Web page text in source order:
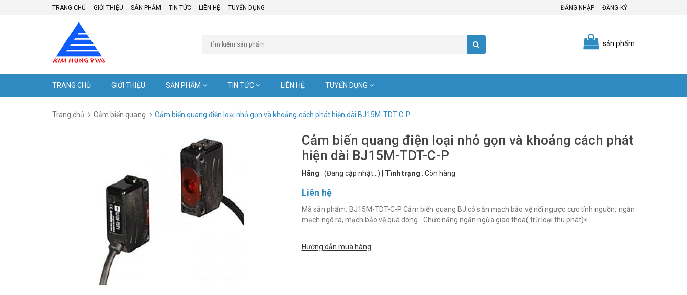
TRANG CHỦ GIỚI THIỆU SẢN PHẨM TIN TỨC LIÊN HỆ TUYỂN DỤNG ĐĂNG NHẬP ĐĂNG KÝ
sản phẩm
TRANG CHỦ GIỚI THIỆU SẢN PHẨM TIN TỨC LIÊN HỆ TUYỂN DỤNG
Trang chủ Cảm biến quang Cảm biến quang điện loại nhỏ gọn và khoảng cách phát hiện dài BJ15M-TDT-C-P
Cảm biến quang điện loại nhỏ gọn và khoảng cách phát
hiện dài BJ15M-TDT-C-P
Hãng : (Đang cập nhật...) Tình trạng : Còn hàng
Liên hệ
Mã sản phẩm: BJ15M-TDT-C-P Cảm biến quang BJ có sẵn mạch bảo vệ nối ngược cực tính nguồn, ngắn
mạch ngõ ra, mạch bảo vệ quá dòng.- Chức năng ngăn ngừa giao thoa( trừ loại thu phát)<
Hướng dẫn mua hàng